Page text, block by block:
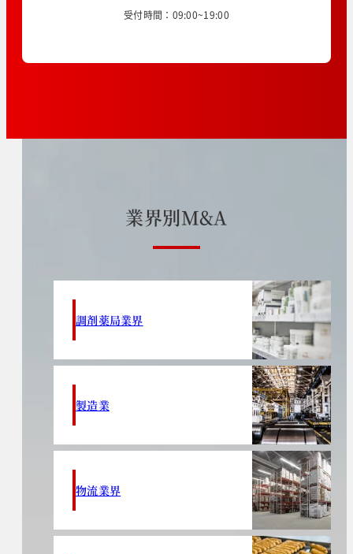
受付時間：09:00~19:00
業界別M&A
調剤薬局業界
製造業
物流業界